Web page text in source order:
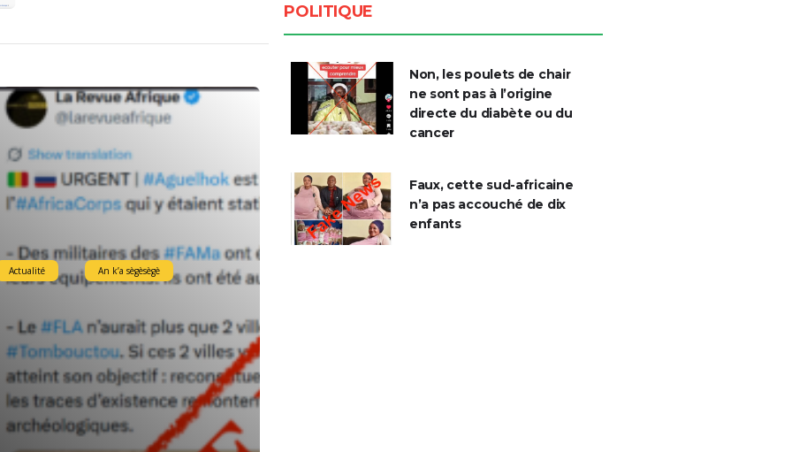
Actualité An k’a sègèsègè
POLITIQUE
Non, les poulets de chair
ne sont pas à l’origine
directe du diabète ou du
cancer
Faux, cette sud-africaine
n’a pas accouché de dix
enfants